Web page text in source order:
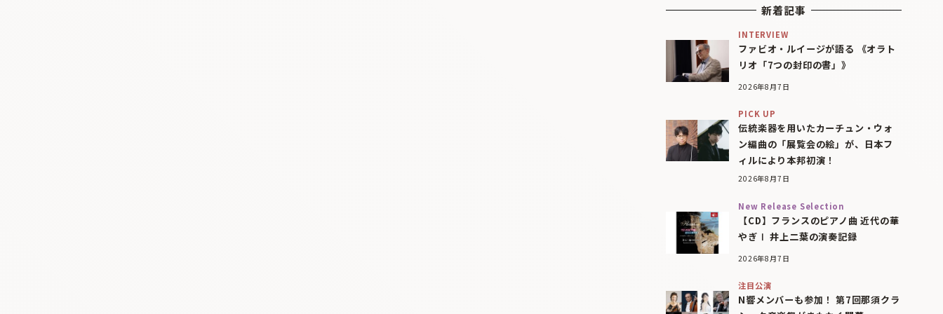
新着記事
INTERVIEW
ファビオ・ルイージが語る 《オラト
リオ「7つの封印の書」》
2026年8月7日
PICK UP
伝統楽器を用いたカーチュン・ウォ
ン編曲の「展覧会の絵」が、日本フ
ィルにより本邦初演！
2026年8月7日
New Release Selection
【CD】フランスのピアノ曲 近代の華
やぎⅠ 井上二葉の演奏記録
2026年8月7日
注目公演
N響メンバーも参加！ 第7回那須クラ